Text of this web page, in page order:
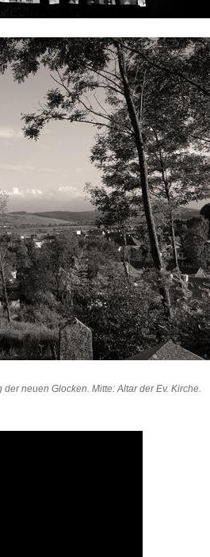
neuen Glocken. Mitte: Altar der Ev. Kirche.